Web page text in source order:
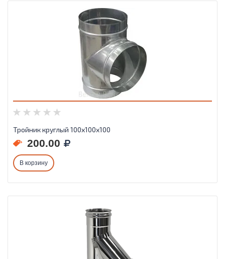
Тройник круглый 100х100х100
200.00
В корзину